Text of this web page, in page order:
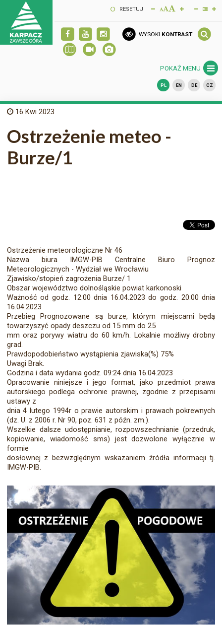
RESETUJ
WYSOKI KONTRAST
POKAŻ MENU
PL EN DE CZ
16 Kwi 2023
Ostrzeżenie meteo -
Burze/1
Ostrzeżenie meteorologiczne Nr 46
Nazwa biura IMGW-PIB Centralne Biuro Prognoz
Meteorologicznych - Wydział we Wrocławiu
Zjawisko/stopień zagrożenia Burze/ 1
Obszar województwo dolnośląskie powiat karkonoski
Ważność od godz. 12:00 dnia 16.04.2023 do godz. 20:00 dnia
16.04.2023
Przebieg Prognozowane są burze, którym miejscami będą
towarzyszyć opady deszczu od 15 mm do 25
mm oraz porywy wiatru do 60 km/h. Lokalnie możliwy drobny
grad.
Prawdopodobieństwo wystąpienia zjawiska(%) 75%
Uwagi Brak.
Godzina i data wydania godz. 09:24 dnia 16.04.2023
Opracowanie niniejsze i jego format, jako przedmiot prawa
autorskiego podlega ochronie prawnej, zgodnie z przepisami
ustawy z
dnia 4 lutego 1994r o prawie autorskim i prawach pokrewnych
(dz. U. z 2006 r. Nr 90, poz. 631 z późn. zm.).
Wszelkie dalsze udostępnianie, rozpowszechnianie (przedruk,
kopiowanie, wiadomość sms) jest dozwolone wyłącznie w
formie
dosłownej z bezwzględnym wskazaniem źródła informacji tj.
IMGW-PIB.